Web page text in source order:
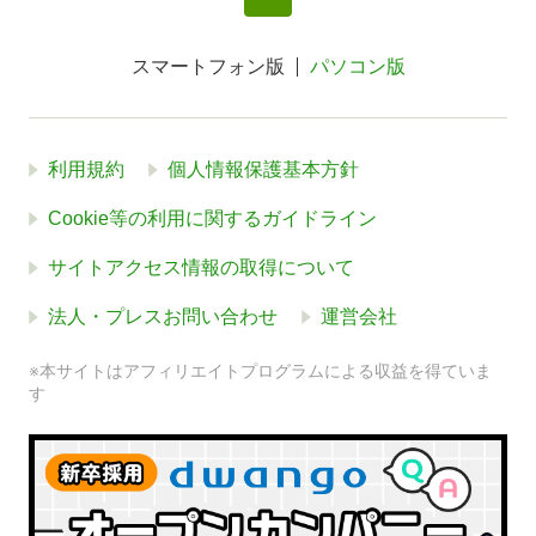
スマートフォン版 パソコン版
利用規約 個人情報保護基本方針
Cookie等の利用に関するガイドライン
サイトアクセス情報の取得について
法人・プレスお問い合わせ 運営会社
※本サイトはアフィリエイトプログラムによる収益を得ていま
す